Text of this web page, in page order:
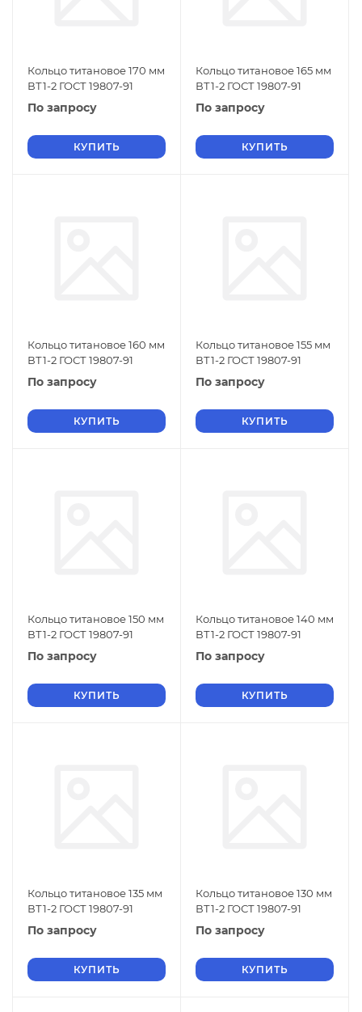
Кольцо титановое 170 мм
ВТ1-2 ГОСТ 19807-91
По запросу
КУПИТЬ
Кольцо титановое 165 мм
ВТ1-2 ГОСТ 19807-91
По запросу
КУПИТЬ
Кольцо титановое 160 мм
ВТ1-2 ГОСТ 19807-91
По запросу
КУПИТЬ
Кольцо титановое 155 мм
ВТ1-2 ГОСТ 19807-91
По запросу
КУПИТЬ
Кольцо титановое 150 мм
ВТ1-2 ГОСТ 19807-91
По запросу
КУПИТЬ
Кольцо титановое 140 мм
ВТ1-2 ГОСТ 19807-91
По запросу
КУПИТЬ
Кольцо титановое 135 мм
ВТ1-2 ГОСТ 19807-91
По запросу
КУПИТЬ
Кольцо титановое 130 мм
ВТ1-2 ГОСТ 19807-91
По запросу
КУПИТЬ